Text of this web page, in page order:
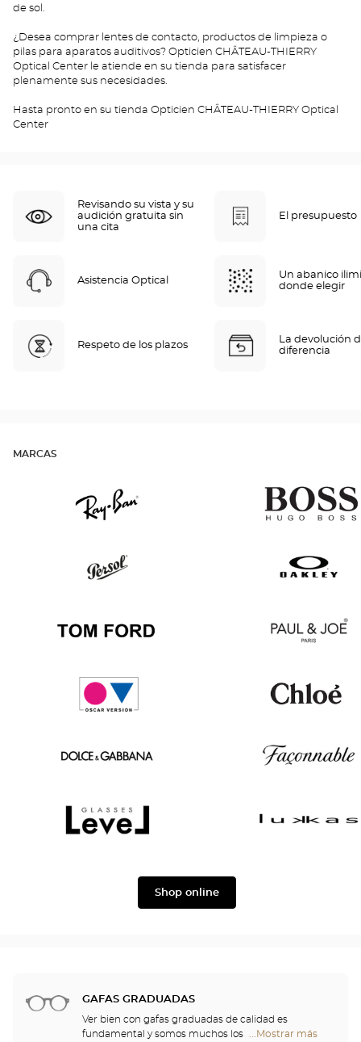
de sol.
¿Desea comprar lentes de contacto, productos de limpieza o
pilas para aparatos auditivos? Opticien CHÂTEAU-THIERRY
Optical Center le atiende en su tienda para satisfacer
plenamente sus necesidades.
Hasta pronto en su tienda Opticien CHÂTEAU-THIERRY Optical
Center
Revisando su vista y su
audición gratuita sin
una cita
El presupuesto
Asistencia Optical
Un abanico
donde elegir
Respeto de los plazos
La devolución
diferencia
MARCAS
Shop online
GAFAS GRADUADAS
Ver bien con gafas graduadas de calidad es
fundamental y somos muchos los que...Mostrar más
tiendas